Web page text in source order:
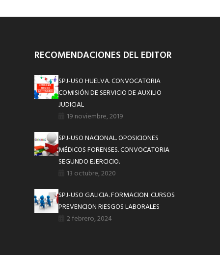
RECOMENDACIONES DEL EDITOR
SPJ-USO HUELVA. CONVOCATORIA
COMISIÓN DE SERVICIO DE AUXILIO
JUDICIAL
19 noviembre, 2019
SPJ-USO NACIONAL. OPOSICIONES
MÉDICOS FORENSES. CONVOCATORIA
SEGUNDO EJERCICIO.
13 octubre, 2020
SPJ-USO GALICIA. FORMACION. CURSOS
PREVENCION RIESGOS LABORALES
2 febrero, 2024